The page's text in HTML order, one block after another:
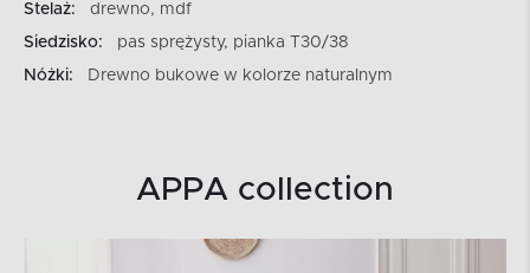
Stelaż:
drewno, mdf
Siedzisko:
pas sprężysty, pianka T30/38
Nóżki:
Drewno bukowe w kolorze naturalnym
APPA collection